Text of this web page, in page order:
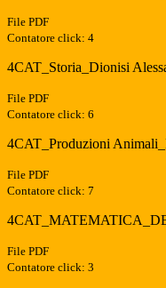
File PDF
Contatore click: 4
4CAT_Storia_Dionisi
File PDF
Contatore click: 6
4CAT_Produzioni
File PDF
Contatore click: 7
File PDF
Contatore click: 3